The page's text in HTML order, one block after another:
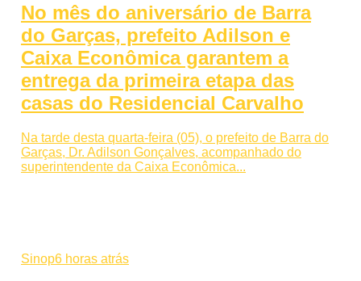
No mês do aniversário de Barra
do Garças, prefeito Adilson e
Caixa Econômica garantem a
entrega da primeira etapa das
casas do Residencial Carvalho
Na tarde desta quarta-feira (05), o prefeito de Barra do
Garças, Dr. Adilson Gonçalves, acompanhado do
superintendente da Caixa Econômica...
Sinop6 horas atrás